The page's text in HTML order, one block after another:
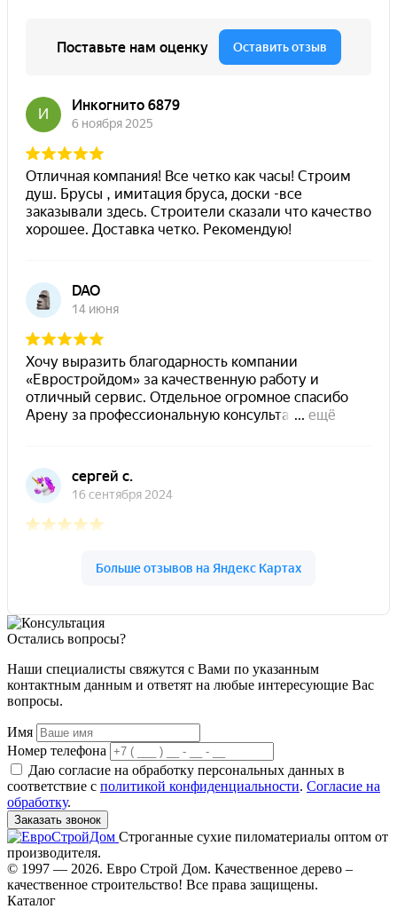
Остались вопросы?
Наши специалисты свяжутся с Вами по указанным
контактным данным и ответят на любые интересующие Вас
вопросы.
Имя
Номер телефона
Даю согласие на обработку персональных данных в
соответствие с политикой конфиденциальности. Согласие на
обработку.
Заказать звонок
Строганные сухие пиломатериалы оптом от
производителя.
© 1997 — 2026. Евро Строй Дом. Качественное дерево –
качественное строительство! Все права защищены.
Каталог